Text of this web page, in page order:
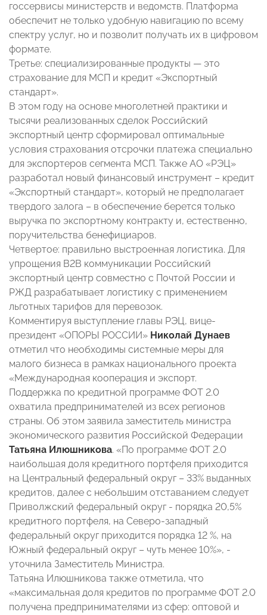
госсервисы министерств и ведомств. Платформа
обеспечит не только удобную навигацию по всему
спектру услуг, но и позволит получать их в цифровом
формате.
Третье: специализированные продукты — это
страхование для МСП и кредит «Экспортный
стандарт».
В этом году на основе многолетней практики и
тысячи реализованных сделок Российский
экспортный центр сформировал оптимальные
условия страхования отсрочки платежа специально
для экспортеров сегмента МСП. Также АО «РЭЦ»
разработал новый финансовый инструмент – кредит
«Экспортный стандарт», который не предполагает
твердого залога – в обеспечение берется только
выручка по экспортному контракту и, естественно,
поручительства бенефициаров.
Четвертое: правильно выстроенная логистика. Для
упрощения B2B коммуникации Российский
экспортный центр совместно с Почтой России и
РЖД разрабатывает логистику с применением
льготных тарифов для перевозок.
Комментируя выступление главы РЭЦ, вице-
президент «ОПОРЫ РОССИИ» Николай Дунаев
отметил что необходимы системные меры для
малого бизнеса в рамках национального проекта
«Международная кооперация и экспорт.
Поддержка по кредитной программе ФОТ 2.0
охватила предпринимателей из всех регионов
страны. Об этом заявила заместитель министра
экономического развития Российской Федерации
Татьяна Илюшникова. «По программе ФОТ 2.0
наибольшая доля кредитного портфеля приходится
на Центральный федеральный округ – 33% выданных
кредитов, далее с небольшим отставанием следует
Приволжский федеральный округ - порядка 20,5%
кредитного портфеля, на Северо-западный
федеральный округ приходится порядка 12 %, на
Южный федеральный округ – чуть менее 10%», -
уточнила Заместитель Министра.
Татьяна Илюшникова также отметила, что
«максимальная доля кредитов по программе ФОТ 2.0
получена предпринимателями из сфер: оптовой и